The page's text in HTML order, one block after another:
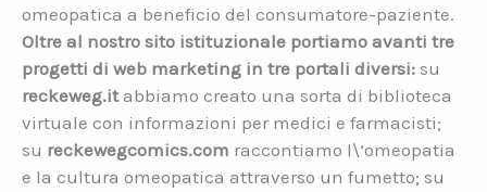
omeopatica a beneficio del consumatore-paziente.
Oltre al nostro sito istituzionale portiamo avanti tre
progetti di web marketing in tre portali diversi: su
reckeweg.itabbiamo creato una sorta di biblioteca
virtuale con informazioni per medici e farmacisti;
su reckewegcomics.com raccontiamo l\’omeopatia
e la cultura omeopatica attraverso un fumetto; su